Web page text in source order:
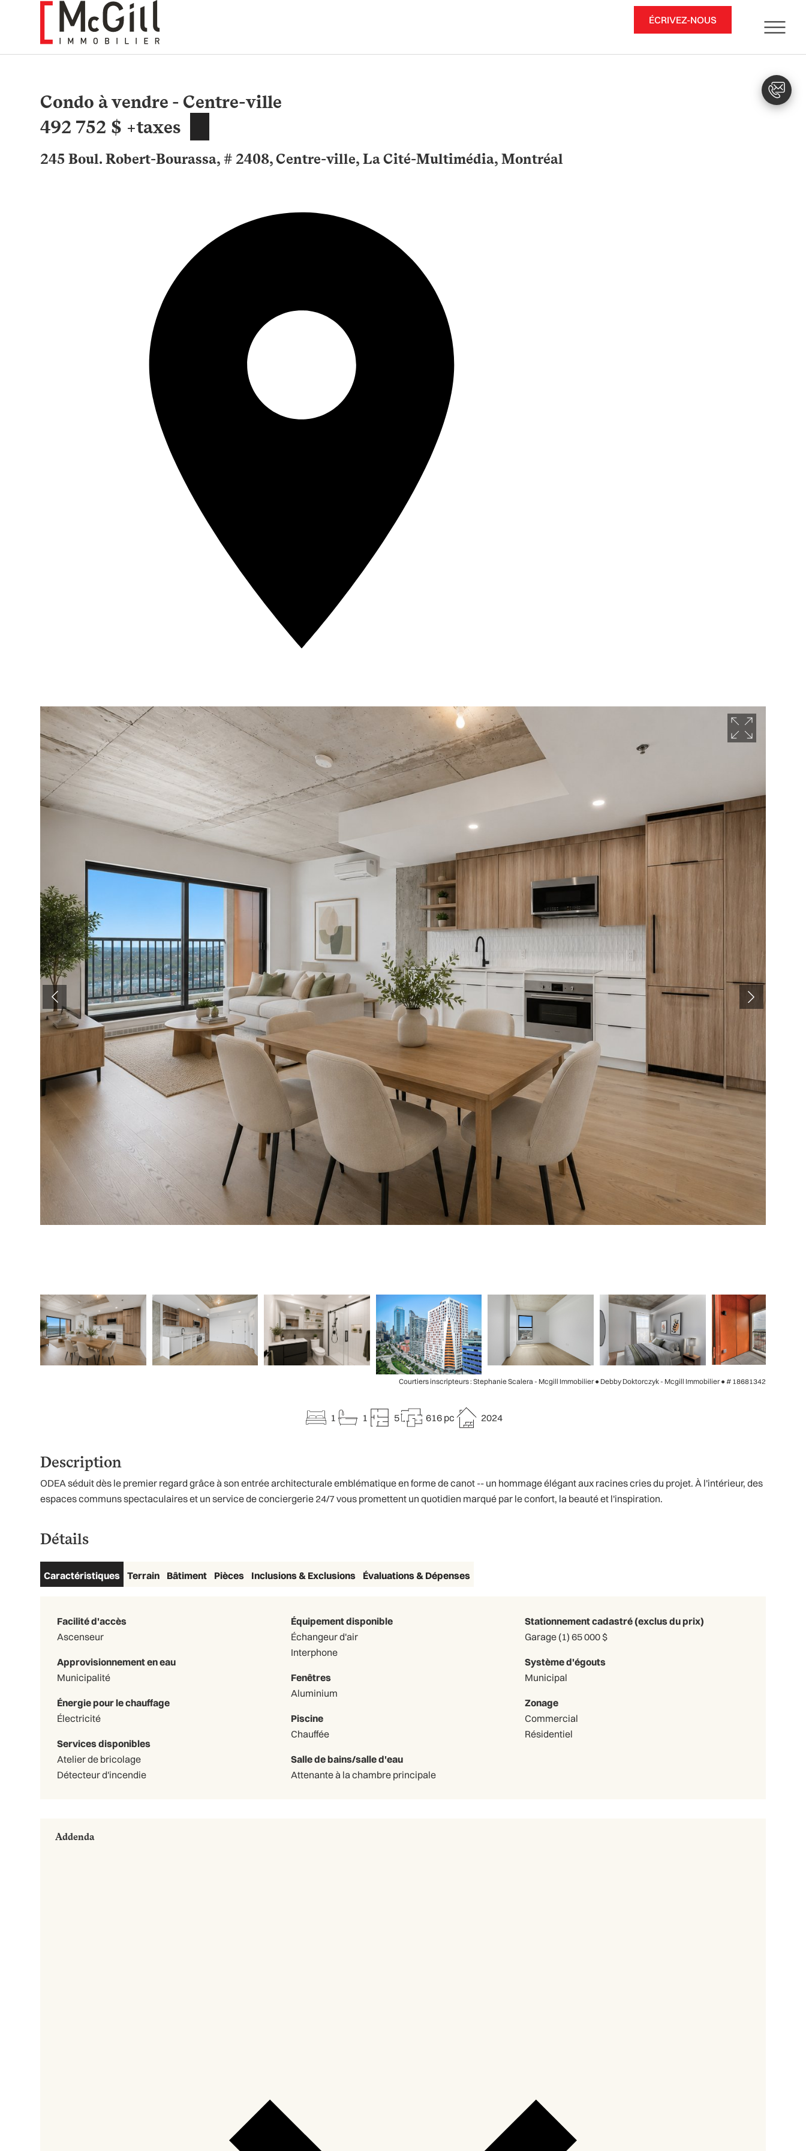
ÉCRIVEZ-NOUS
Condo à vendre - Centre-ville
492 752 $ +taxes
245 Boul. Robert-Bourassa, # 2408, Centre-ville, La Cité-Multimédia, Montréal
Courtiers inscripteurs : Stephanie Scalera - Mcgill Immobilier ● Debby Doktorczyk - Mcgill Immobilier ●# 18681342
1 1 5 616 pc 2024
Description
ODEA séduit dès le premier regard grâce à son entrée architecturale emblématique en forme de canot -- un hommage élégant aux racines cries du projet. À l'intérieur, des
espaces communs spectaculaires et un service de conciergerie 24/7 vous promettent un quotidien marqué par le confort, la beauté et l'inspiration.
Détails
Caractéristiques Terrain Bâtiment Pièces Inclusions & Exclusions Évaluations & Dépenses
Facilité d'accès
Ascenseur
Approvisionnement en eau
Municipalité
Énergie pour le chauffage
Électricité
Services disponibles
Atelier de bricolage
Détecteur d'incendie
Équipement disponible
Échangeur d'air
Interphone
Fenêtres
Aluminium
Piscine
Chauffée
Salle de bains/salle d'eau
Attenante à la chambre principale
Stationnement cadastré (exclus du prix)
Garage (1) 65 000 $
Système d'égouts
Municipal
Zonage
Commercial
Résidentiel
Addenda